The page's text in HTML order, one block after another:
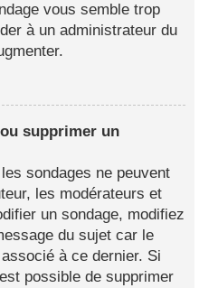
vous semble trop
à un administrateur du
supprimer un
sondages ne peuvent
les modérateurs et
un sondage, modifiez
du sujet car le
à ce dernier. Si
possible de supprimer